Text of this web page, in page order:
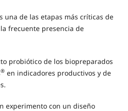
una de las etapas más críticas de
frecuente presencia de
probiótico de los biopreparados
®en indicadores productivos y de
experimento con un diseño